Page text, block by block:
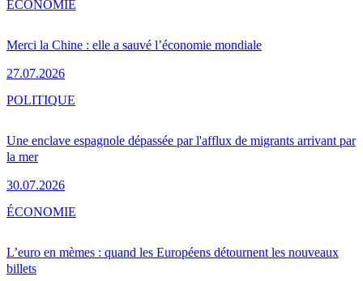
Merci la Chine : elle a sauvé l’économie mondiale
27.07.2026
ÉCONOMIE
Une enclave espagnole dépassée par l'afflux de migrants arrivant par
la mer
30.07.2026
POLITIQUE
L’euro en mèmes : quand les Européens détournent les nouveaux
billets
ÉCONOMIE